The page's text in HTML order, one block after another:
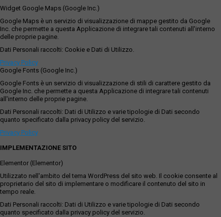
Widget Google Maps (Google Inc.)
Google Maps è un servizio di visualizzazione di mappe gestito da Google
Inc. che permette a questa Applicazione di integrare tali contenuti all'interno
delle proprie pagine.
Dati Personali raccolti: Cookie e Dati di Utilizzo.
Privacy Policy
Google Fonts (Google Inc.)
Google Fonts è un servizio di visualizzazione di stili di carattere gestito da
Google Inc. che permette a questa Applicazione di integrare tali contenuti
all'interno delle proprie pagine.
Dati Personali raccolti: Dati di Utilizzo e varie tipologie di Dati secondo
quanto specificato dalla privacy policy del servizio.
Privacy Policy
IMPLEMENTAZIONE SITO
Elementor (Elementor)
Utilizzato nell'ambito del tema WordPress del sito web. Il cookie consente al
proprietario del sito di implementare o modificare il contenuto del sito in
tempo reale.
Dati Personali raccolti: Dati di Utilizzo e varie tipologie di Dati secondo
quanto specificato dalla privacy policy del servizio.